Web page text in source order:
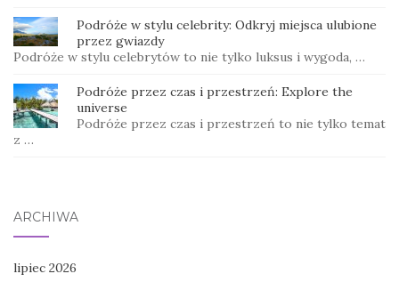
Podróże w stylu celebrity: Odkryj miejsca ulubione
przez gwiazdy
Podróże w stylu celebrytów to nie tylko luksus i wygoda, …
Podróże przez czas i przestrzeń: Explore the
universe
Podróże przez czas i przestrzeń to nie tylko temat
z …
ARCHIWA
lipiec 2026